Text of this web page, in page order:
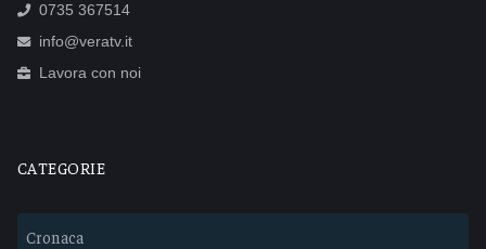
0735 367514
info@veratv.it
Lavora con noi
CATEGORIE
Cronaca